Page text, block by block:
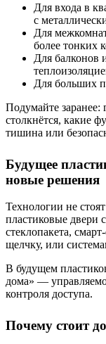
Для входа в
с
Для
более тонких
Для балконов
Для больших
Подумайте заранее:
столкнётся, какие
тишина или
Будущее
новые решения
Технологии не
пластиковые двери
стеклопакета,
щелчку, или
В будущем
дома» —
контроля доступа.
Почему стоит